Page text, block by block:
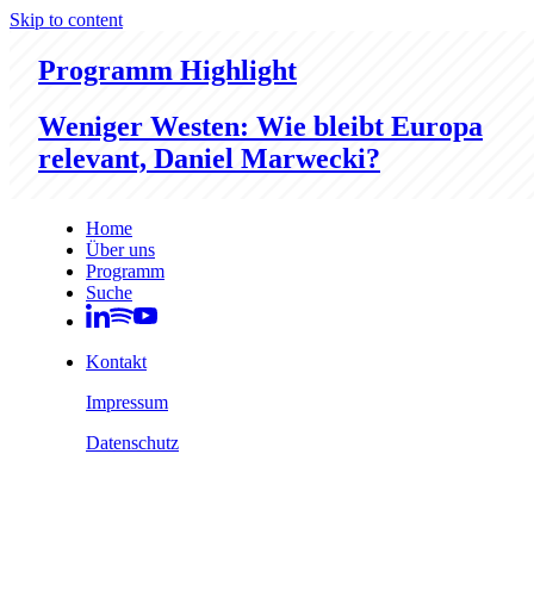
Skip to content
Programm Highlight
Weniger Westen: Wie bleibt Europa
relevant, Daniel Marwecki?
Home
Über uns
Programm
Suche
Kontakt
Impressum
Datenschutz